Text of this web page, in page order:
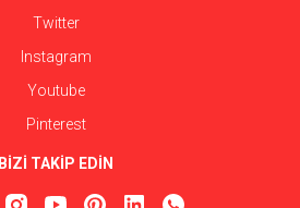
Twitter
Instagram
Youtube
Pinterest
BİZİ TAKİP EDİN